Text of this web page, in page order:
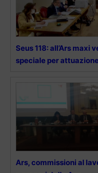
Seus 118: all’Ars maxi
speciale per
Ars, commissioni al